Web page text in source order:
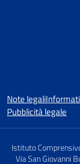
Note legali
Pubblicità legale
Istituto
Via San Giovanni